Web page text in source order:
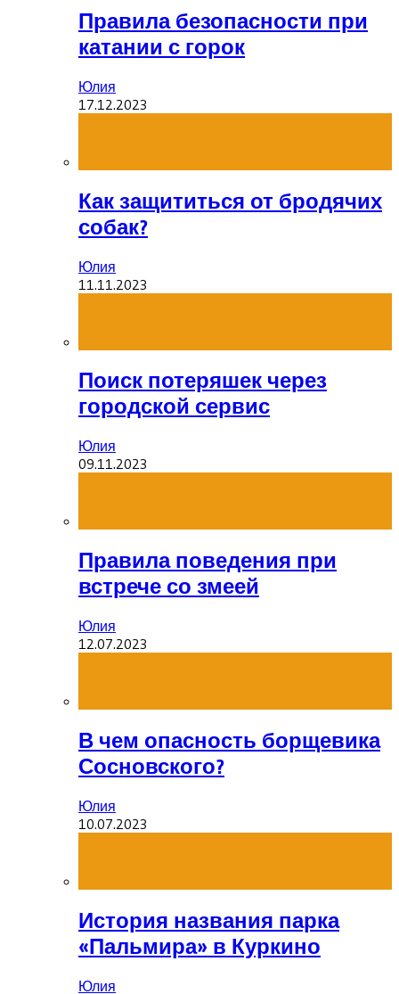
Правила безопасности при
катании с горок
Юлия
17.12.2023
Как защититься от бродячих
собак?
Юлия
11.11.2023
Поиск потеряшек через
городской сервис
Юлия
09.11.2023
Правила поведения при
встрече со змеей
Юлия
12.07.2023
В чем опасность борщевика
Сосновского?
Юлия
10.07.2023
История названия парка
«Пальмира» в Куркино
Юлия